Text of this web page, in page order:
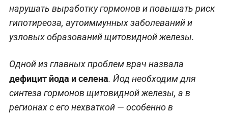
нарушать выработку гормонов и повышать риск
гипотиреоза, аутоиммунных заболеваний и
узловых образований щитовидной железы.
Одной из главных проблем врач назвала
дефицит йода и селена. Йод необходим для
синтеза гормонов щитовидной железы, а в
регионах с его нехваткой — особенно в